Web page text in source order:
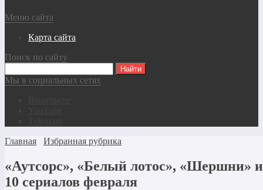
Меню сайта
Карта сайта
Поиск по сайту
Мы в социальных сетях
Главная
Избранная рубрика
«Аутсорс», «Белый лотос», «Шершни»
10 сериалов февраля